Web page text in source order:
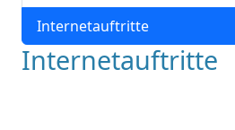
Internetauftritte
Internetauftritte